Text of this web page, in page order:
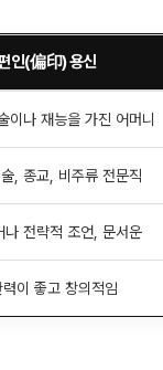
인(偏印) 용신
이나 재능을 가진 어머니
, 종교, 비주류 전문직
나 전략적 조언, 문서운
이 좋고 창의적임